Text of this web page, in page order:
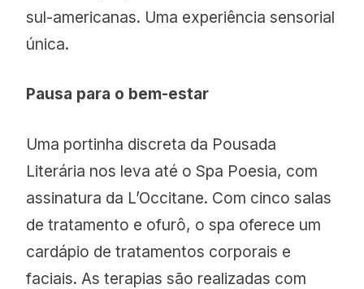
sul-americanas. Uma experiência sensorial
única.
Pausa para o bem-estar
Uma portinha discreta da Pousada
Literária nos leva até o Spa Poesia, com
assinatura da L’Occitane. Com cinco salas
de tratamento e ofurô, o spa oferece um
cardápio de tratamentos corporais e
faciais. As terapias são realizadas com